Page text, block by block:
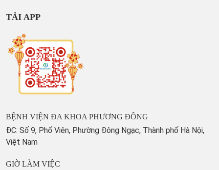
TẢI APP
BỆNH VIỆN ĐA KHOA PHƯƠNG ĐÔNG
ĐC: Số 9, Phố Viên, Phường Đông Ngạc, Thành phố Hà Nội,
Việt Nam
GIỜ LÀM VIỆC